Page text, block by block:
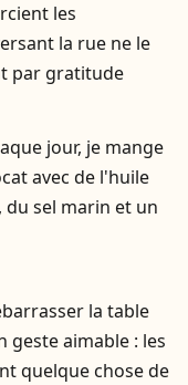
les
la rue ne le
par gratitude
jour, je mange
avec de l'huile
du sel marin et un
la table
geste aimable : les
quelque chose de